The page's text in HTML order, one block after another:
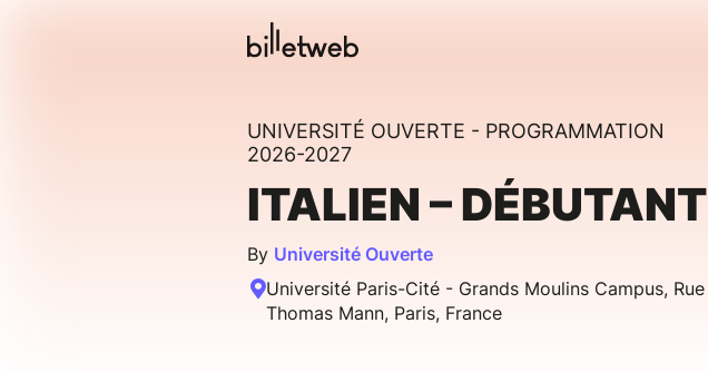
UNIVERSITÉ OUVERTE - PROGRAMMATION
2026-2027
ITALIEN – DÉBUTANT
By Université Ouverte
Université Paris-Cité - Grands Moulins Campus, Rue
Thomas Mann, Paris, France